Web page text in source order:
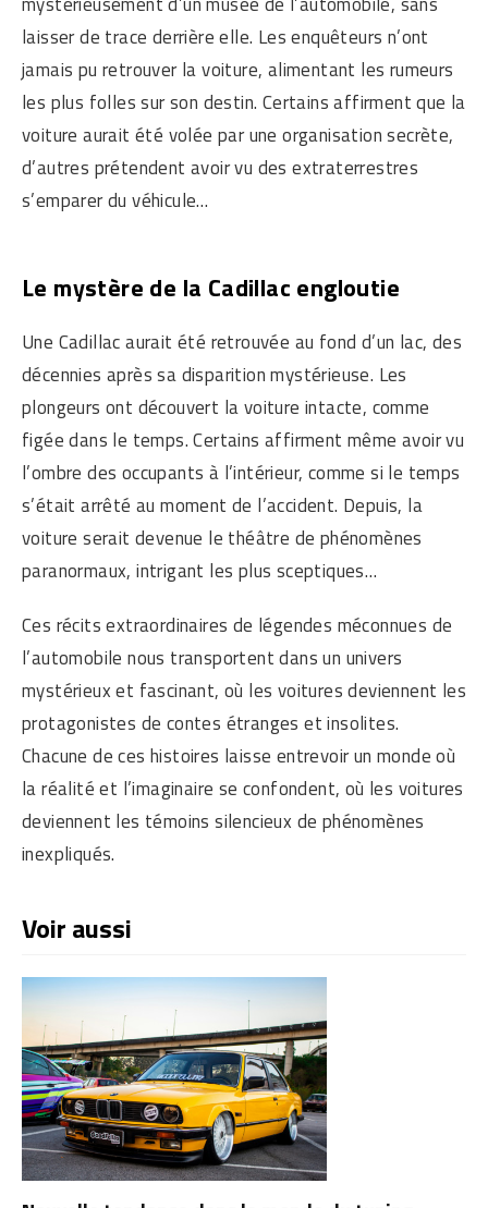
laisser de trace derrière elle. Les enquêteurs n’ont
jamais pu retrouver la voiture, alimentant les rumeurs
les plus folles sur son destin. Certains affirment que la
voiture aurait été volée par une organisation secrète,
d’autres prétendent avoir vu des extraterrestres
s’emparer du véhicule…
Le mystère de la Cadillac engloutie
Une Cadillac aurait été retrouvée au fond d’un lac, des
décennies après sa disparition mystérieuse. Les
plongeurs ont découvert la voiture intacte, comme
figée dans le temps. Certains affirment même avoir vu
l’ombre des occupants à l’intérieur, comme si le temps
s’était arrêté au moment de l’accident. Depuis, la
voiture serait devenue le théâtre de phénomènes
paranormaux, intrigant les plus sceptiques…
Ces récits extraordinaires de légendes méconnues de
l’automobile nous transportent dans un univers
mystérieux et fascinant, où les voitures deviennent les
protagonistes de contes étranges et insolites.
Chacune de ces histoires laisse entrevoir un monde où
la réalité et l’imaginaire se confondent, où les voitures
deviennent les témoins silencieux de phénomènes
inexpliqués.
Voir aussi